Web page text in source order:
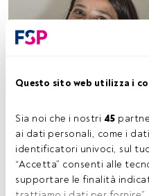
Questo sito web utilizza i
Sia noi che i nostri 45
ai dati personali, come i
identificatori univoci, sul
“Accetta” consenti alle
supportare le finalità
immagine concessa